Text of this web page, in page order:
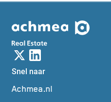
Snel naar
Achmea.nl